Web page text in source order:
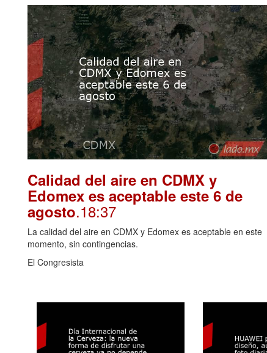
Calidad del aire en CDMX y
Edomex es aceptable este 6 de
agosto.18:37
La calidad del aire en CDMX y Edomex es aceptable en este
momento, sin contingencias.
El Congresista